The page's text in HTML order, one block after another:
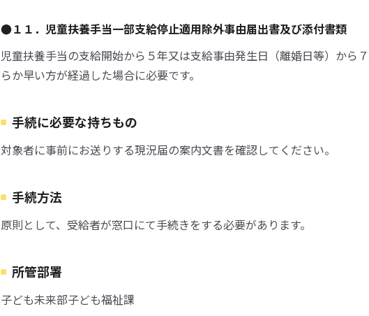
●１１．児童扶養手当一部支給停止適用除外事由届出書及び添付書類
児童扶養手当の支給開始から５年又は支給事由発生日（離婚日等）から
らか早い方が経過した場合に必要です。
手続に必要な持ちもの
対象者に事前にお送りする現況届の案内文書を確認してください。
手続方法
原則として、受給者が窓口にて手続きをする必要があります。
所管部署
子ども未来部子ども福祉課